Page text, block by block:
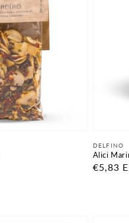
DELFINO
Alici
Prezzo
€5,83